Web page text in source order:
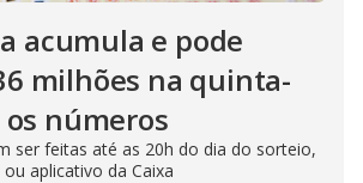
acumula e pode
milhões na quinta-
números
ser feitas até as 20h do dia do sorteio,
aplicativo da Caixa